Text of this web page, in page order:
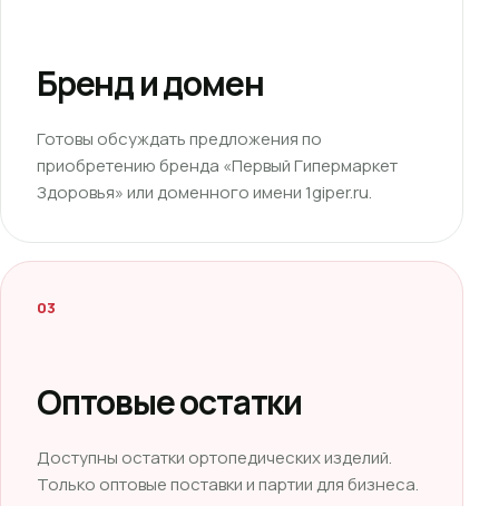
Бренд и домен
Готовы обсуждать предложения по
приобретению бренда «Первый Гипермаркет
Здоровья» или доменного имени 1giper.ru.
03
Оптовые остатки
Доступны остатки ортопедических изделий.
Только оптовые поставки и партии для бизнеса.